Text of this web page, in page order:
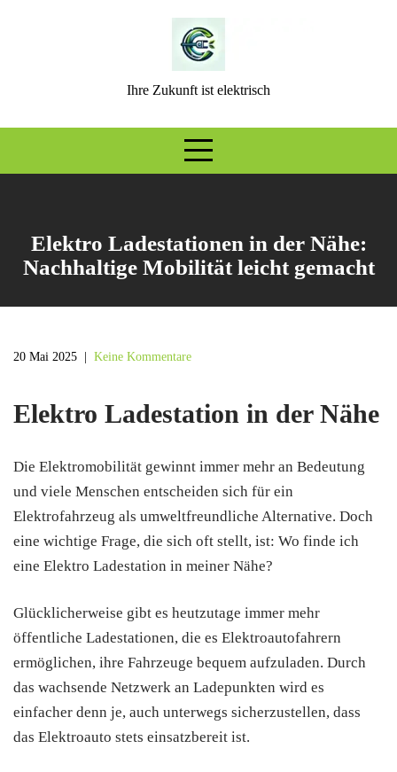
Ihre Zukunft ist elektrisch
Elektro Ladestationen in der Nähe:
Nachhaltige Mobilität leicht gemacht
20 Mai 2025 Keine Kommentare
Elektro Ladestation in der Nähe
Die Elektromobilität gewinnt immer mehr an Bedeutung
und viele Menschen entscheiden sich für ein
Elektrofahrzeug als umweltfreundliche Alternative. Doch
eine wichtige Frage, die sich oft stellt, ist: Wo finde ich
eine Elektro Ladestation in meiner Nähe?
Glücklicherweise gibt es heutzutage immer mehr
öffentliche Ladestationen, die es Elektroautofahrern
ermöglichen, ihre Fahrzeuge bequem aufzuladen. Durch
das wachsende Netzwerk an Ladepunkten wird es
einfacher denn je, auch unterwegs sicherzustellen, dass
das Elektroauto stets einsatzbereit ist.